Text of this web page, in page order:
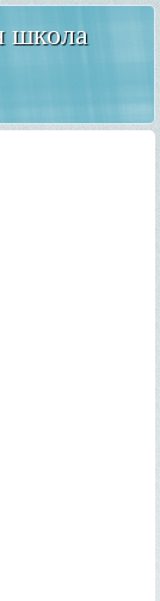
школа